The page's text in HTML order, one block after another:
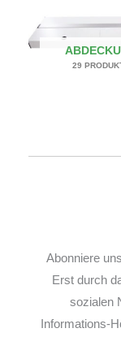
29
Abonniere
Erst durch
sozialen
Informations-